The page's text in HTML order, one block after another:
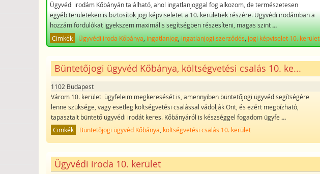
Ügyvédi irodám Kőbányán található, ahol ingatlanjoggal foglalkozom, de természetesen
egyéb területeken is biztosítok jogi képviseletet a 10. kerületiek részére. Ügyvédi irodámban a
hozzám fordulókat igyekszem maximális segítségben részesíteni, magas szint...
Cimkék Ügyvédi iroda Kőbánya ingatlanjog, ingatlanjogi szerződés, jogi képviselet 10. kerület
Büntetőjogi ügyvéd Kőbánya, költségvetési csalás 10. ke...
1102 Budapest
Várom 10. kerületi ügyfeleim megkeresését is, amennyiben büntetőjogi ügyvéd segítségére
lenne szüksége, vagy esetleg költségvetési csalással vádolják Önt, és ezért megbízható,
tapasztalt büntető ügyvédi irodát keres. Kőbányáról is készséggel fogadom ügyfe ...
Cimkék Büntetőjogi ügyvéd Kőbánya költségvetési csalás 10. kerület
Ügyvédi iroda 10. kerület